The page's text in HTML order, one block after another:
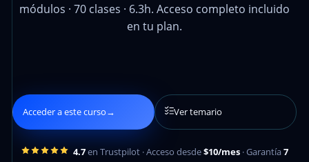
módulos · 70 clases · 6.3h. Acceso completo incluido
en tu plan.
Acceder a este curso→ Ver temario
4.7en Trustpilot · Acceso desde$10/mes · Garantía7